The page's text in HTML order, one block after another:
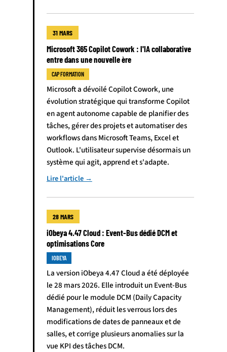
31 MARS
Microsoft 365 Copilot Cowork : l'IA collaborative
entre dans une nouvelle ère
CAP FORMATION
Microsoft a dévoilé Copilot Cowork, une
évolution stratégique qui transforme Copilot
en agent autonome capable de planifier des
tâches, gérer des projets et automatiser des
workflows dans Microsoft Teams, Excel et
Outlook. L'utilisateur supervise désormais un
système qui agit, apprend et s'adapte.
Lire l'article →
28 MARS
iObeya 4.47 Cloud : Event-Bus dédié DCM et
optimisations Core
IOBEYA
La version iObeya 4.47 Cloud a été déployée
le 28 mars 2026. Elle introduit un Event-Bus
dédié pour le module DCM (Daily Capacity
Management), réduit les verrous lors des
modifications de dates de panneaux et de
salles, et corrige plusieurs anomalies sur la
vue KPI des tâches DCM.